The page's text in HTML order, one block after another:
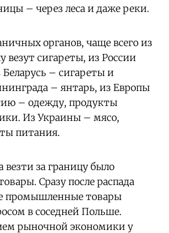
– через леса и даже реки.
органов, чаще всего из
везут сигареты, из России
– сигареты и
– янтарь, из Европы
– одежду, продукты
Из Украины – мясо,
питания.
везти за границу было
Сразу после распада
промышленные товары
в соседней Польше.
рыночной экономики у